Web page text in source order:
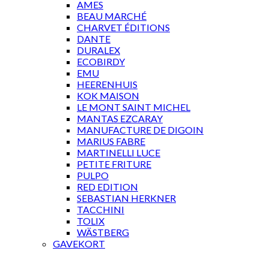
AMES
BEAU MARCHÉ
CHARVET ÉDITIONS
DANTE
DURALEX
ECOBIRDY
EMU
HEERENHUIS
KOK MAISON
LE MONT SAINT MICHEL
MANTAS EZCARAY
MANUFACTURE DE DIGOIN
MARIUS FABRE
MARTINELLI LUCE
PETITE FRITURE
PULPO
RED EDITION
SEBASTIAN HERKNER
TACCHINI
TOLIX
WÄSTBERG
GAVEKORT